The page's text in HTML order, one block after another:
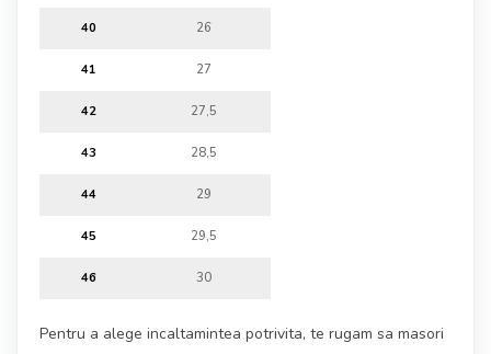
40
41
42
43
44
45
46
26
27
27,5
28,5
29
29,5
30
Pentru a alege incaltamintea potrivita, te rugam sa masori